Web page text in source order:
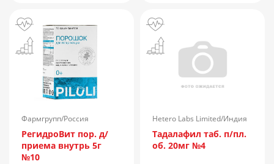
Фармгрупп/Россия
РегидроВит пор. д/
приема внутрь 5г
№10
Hetero Labs Limited/Индия
Тадалафил таб. п/пл.
об. 20мг №4